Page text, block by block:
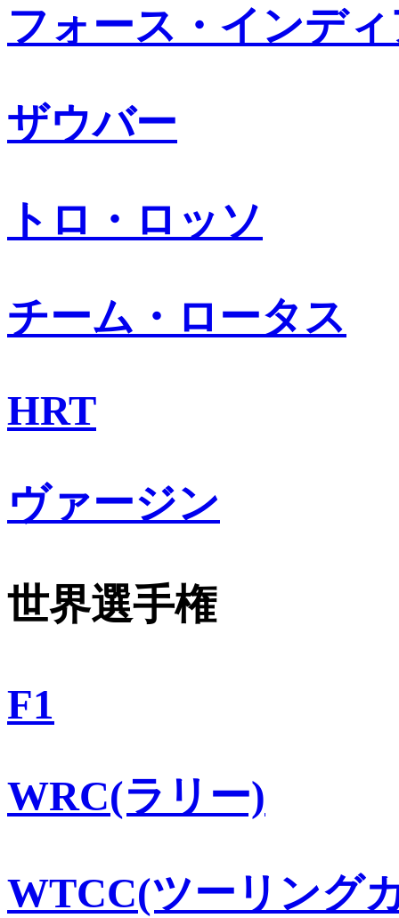
フォース・インデ
ザウバー
トロ・ロッソ
チーム・ロータス
HRT
ヴァージン
世界選手権
F1
WRC(ラリー)
WTCC(ツーリング